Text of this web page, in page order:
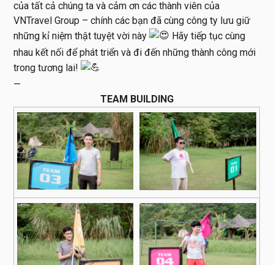
của tất cả chúng ta và cảm ơn các thành viên của
VNTravel Group – chính các bạn đã cùng công ty lưu giữ
những kỉ niệm thật tuyệt vời này
Hãy tiếp tục cùng
nhau kết nối để phát triển và đi đến những thành công mới
trong tương lai!
—
TEAM BUILDING